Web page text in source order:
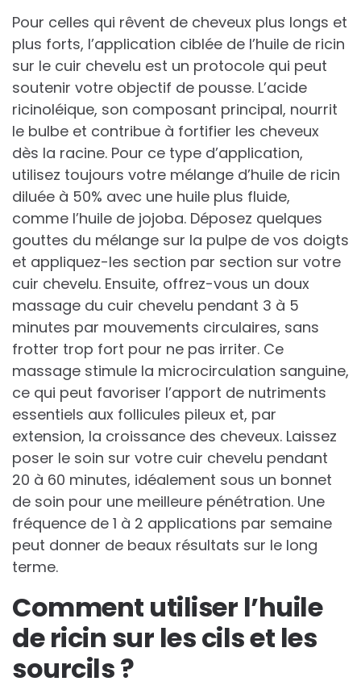
Pour celles qui rêvent de cheveux plus longs et
plus forts, l’application ciblée de l’huile de ricin
sur le cuir chevelu est un protocole qui peut
soutenir votre objectif de pousse. L’acide
ricinoléique, son composant principal, nourrit
le bulbe et contribue à fortifier les cheveux
dès la racine. Pour ce type d’application,
utilisez toujours votre mélange d’huile de ricin
diluée à 50% avec une huile plus fluide,
comme l’huile de jojoba. Déposez quelques
gouttes du mélange sur la pulpe de vos doigts
et appliquez-les section par section sur votre
cuir chevelu. Ensuite, offrez-vous un doux
massage du cuir chevelu pendant 3 à 5
minutes par mouvements circulaires, sans
frotter trop fort pour ne pas irriter. Ce
massage stimule la microcirculation sanguine,
ce qui peut favoriser l’apport de nutriments
essentiels aux follicules pileux et, par
extension, la croissance des cheveux. Laissez
poser le soin sur votre cuir chevelu pendant
20 à 60 minutes, idéalement sous un bonnet
de soin pour une meilleure pénétration. Une
fréquence de 1 à 2 applications par semaine
peut donner de beaux résultats sur le long
terme.
Comment utiliser l’huile
de ricin sur les cils et les
sourcils ?